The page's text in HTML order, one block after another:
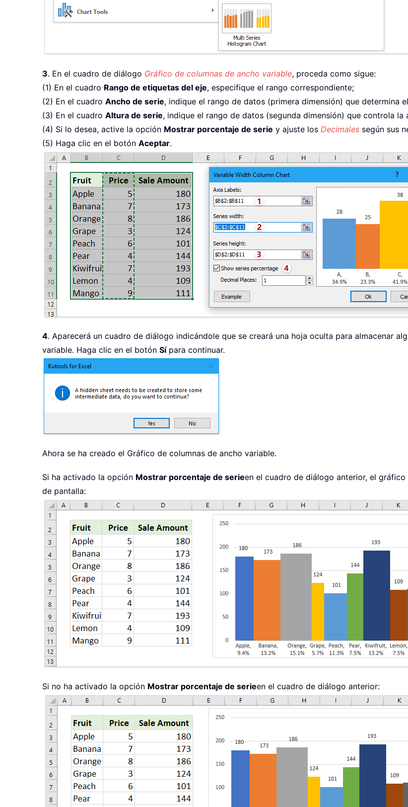
3. En el cuadro de diálogo Gráfico de columnas de ancho variable, proceda como sigue:
(1) En el cuadro Rango de etiquetas del eje, especifique el rango correspondiente;
(2) En el cuadro Ancho de serie, indique el rango de datos (primera dimensión) que determina
(3) En el cuadro Altura de serie, indique el rango de datos (segunda dimensión) que controla la
(4) Si lo desea, active la opción Mostrar porcentaje de serie y ajuste los Decimales según sus
(5) Haga clic en el botón Aceptar.
4. Aparecerá un cuadro de diálogo indicándole que se creará una hoja oculta para almacenar
variable. Haga clic en el botón Sípara continuar.
Ahora se ha creado el Gráfico de columnas de ancho variable.
Si ha activado la opción Mostrar porcentaje de serieen el cuadro de diálogo anterior, el
de pantalla:
Si no ha activado la opción Mostrar porcentaje de serieen el cuadro de diálogo anterior: